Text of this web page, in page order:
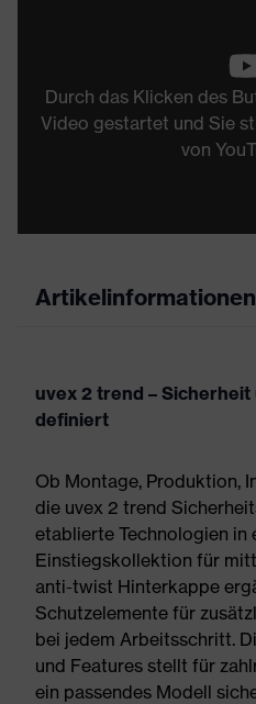
Durch das Klicken des
Video gestartet und Sie
von
Artikelinformationen
uvex 2 trend –
definiert
Ob Montage, Produktion,
die uvex 2 trend
etablierte Technologien in
Einstiegskollektion für
anti-twist Hinterkappe
Schutzelemente für
bei jedem Arbeitsschritt.
und Features stellt für
ein passendes Modell